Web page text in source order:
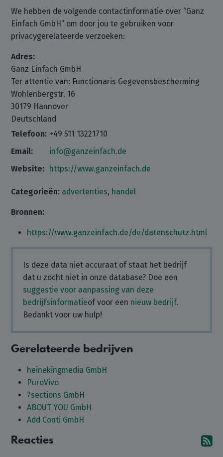
We hebben de volgende contactinformatie over “Ganz
Einfach GmbH” om door jou te gebruiken voor
privacygerelateerde verzoeken:
Adres:
Ganz Einfach GmbH
Ter attentie van: Functionaris Gegevensbescherming
Wohlenbergstr. 16
30179 Hannover
Deutschland
Telefoon: +49 511 13221710
Email:
info@ganzeinfach.de
Website: https://www.ganzeinfach.de
Categorieën: advertenties, handel
Bronnen:
https://www.ganzeinfach.de/de/datenschutz.html
Is deze data niet accuraat of staat het bedrijf
dat u zocht niet in onze database? Doe een
suggestie voor aanpassing van deze
bedrijfsinformatieof voor een nieuw bedrijf.
Bedankt voor uw hulp!
Gerelateerde bedrijven
heinekingmedia GmbH
PuroVivo
7sections GmbH
ABOUT YOU GmbH
Add Conti GmbH
Reacties